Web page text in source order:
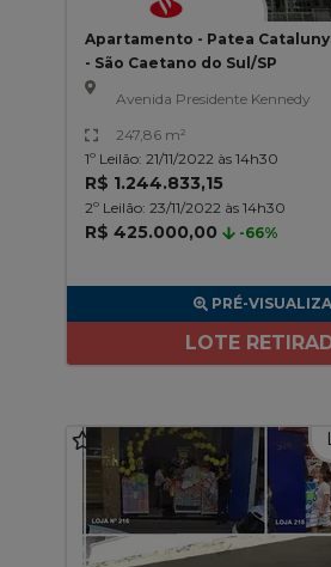
Apartamento - Patea
- São Caetano do Sul/SP
Avenida Presidente Kennedy
247,86 m²
1º Leilão: 21/11/2022 às 14h30
R$ 1.244.833,15
2º Leilão: 23/11/2022 às 14h30
R$ 425.000,00 -66%
PRÉ-
LOTE